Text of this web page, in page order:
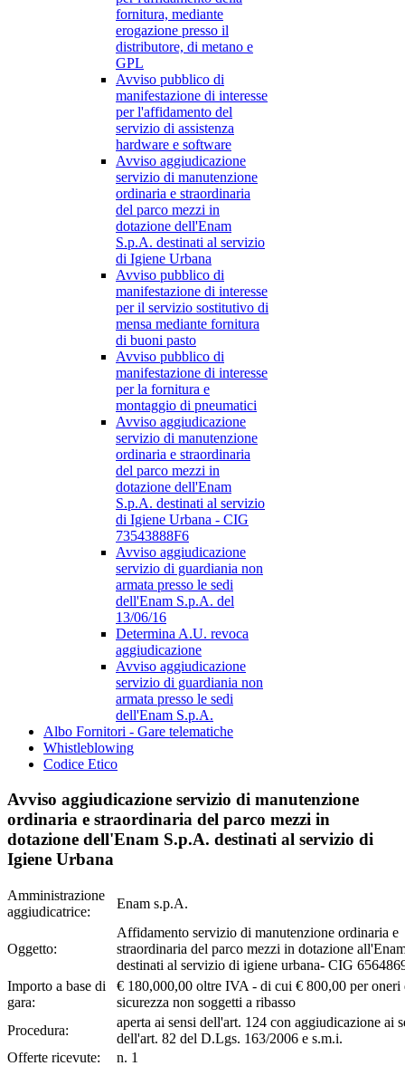
fornitura, mediante
erogazione presso il
distributore, di metano e
GPL
Avviso pubblico di
manifestazione di interesse
per l'affidamento del
servizio di assistenza
hardware e software
Avviso aggiudicazione
servizio di manutenzione
ordinaria e straordinaria
del parco mezzi in
dotazione dell'Enam
S.p.A. destinati al servizio
di Igiene Urbana
Avviso pubblico di
manifestazione di interesse
per il servizio sostitutivo di
mensa mediante fornitura
di buoni pasto
Avviso pubblico di
manifestazione di interesse
per la fornitura e
montaggio di pneumatici
Avviso aggiudicazione
servizio di manutenzione
ordinaria e straordinaria
del parco mezzi in
dotazione dell'Enam
S.p.A. destinati al servizio
di Igiene Urbana - CIG
73543888F6
Avviso aggiudicazione
servizio di guardiania non
armata presso le sedi
dell'Enam S.p.A. del
13/06/16
Determina A.U. revoca
aggiudicazione
Avviso aggiudicazione
servizio di guardiania non
armata presso le sedi
dell'Enam S.p.A.
Albo Fornitori - Gare telematiche
Whistleblowing
Codice Etico
Avviso aggiudicazione servizio di manutenzione
ordinaria e straordinaria del parco mezzi in
dotazione dell'Enam S.p.A. destinati al servizio di
Igiene Urbana
Amministrazione
aggiudicatrice:
Enam s.p.A.
Oggetto:
Affidamento servizio di manutenzione ordinaria e
straordinaria del parco mezzi in dotazione
destinati al servizio di igiene urbana- CIG
Importo a base di
gara:
€ 180,000,00 oltre IVA - di cui € 800,00 per oneri
sicurezza non soggetti a ribasso
Procedura:
aperta ai sensi dell'art. 124 con aggiudicazione ai
dell'art. 82 del D.Lgs. 163/2006 e s.m.i.
Offerte ricevute:
n. 1